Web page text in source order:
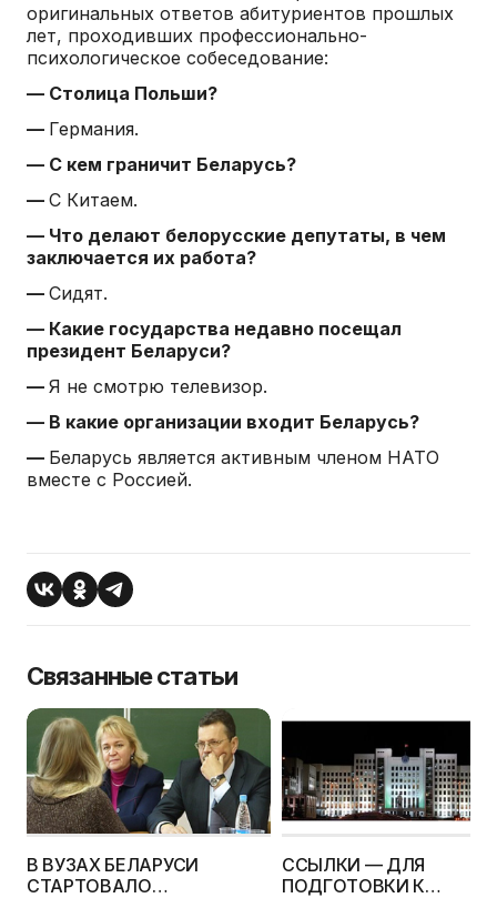
оригинальных ответов абитуриентов прошлых
лет, проходивших профессионально-
психологическое собеседование:
— Столица Польши?
— Германия.
— С кем граничит Беларусь?
— С Китаем.
— Что делают белорусские депутаты, в чем
заключается их работа?
— Сидят.
— Какие государства недавно посещал
президент Беларуси?
— Я не смотрю телевизор.
— В какие организации входит Беларусь?
— Беларусь является активным членом НАТО
вместе с Россией.
Связанные статьи
В ВУЗАХ БЕЛАРУСИ
СТАРТОВАЛО
ССЫЛКИ — ДЛЯ
ПОДГОТОВКИ К